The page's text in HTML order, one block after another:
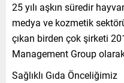
25 yılı aşkın süredir
medya ve kozmetik
çıkan birden çok şirketi
Management Group
Sağlıklı Gıda Önceliğimiz